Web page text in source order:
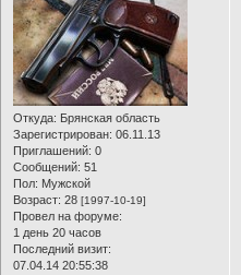
Откуда: Брянская область
Зарегистрирован: 06.11.13
Приглашений: 0
Сообщений: 51
Пол: Мужской
Возраст: 28 [1997-10-19]
Провел на форуме:
1 день 20 часов
Последний визит:
07.04.14 20:55:38